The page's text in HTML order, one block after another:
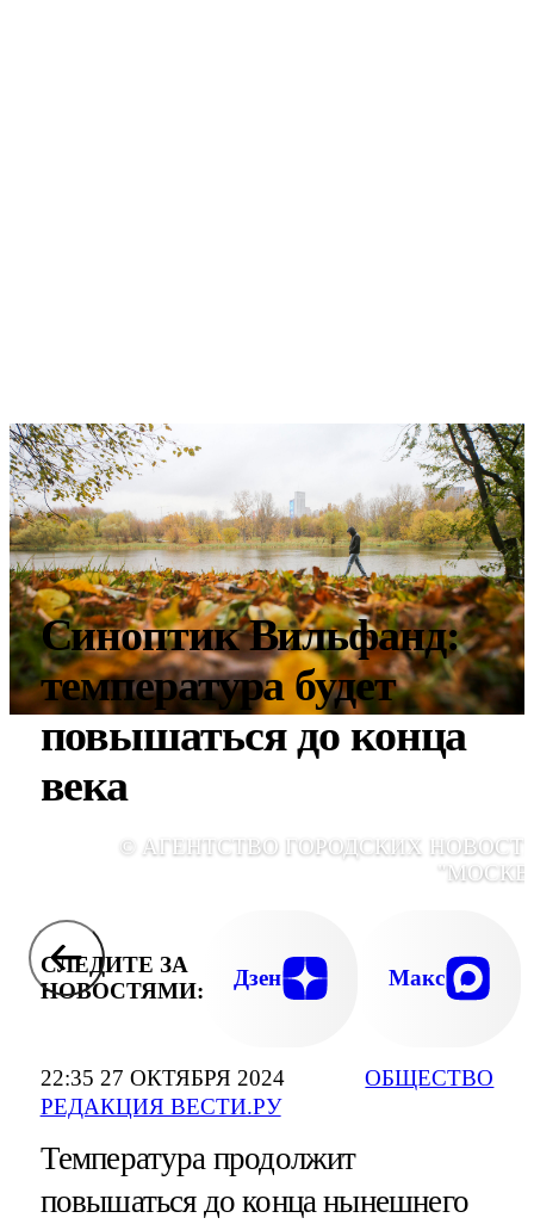
22:35 27 ОКТЯБРЯ 2024
РЕДАКЦИЯ ВЕСТИ.РУ
ОБЩЕСТВО
Синоптик Вильфанд:
температура будет
повышаться до конца
века
© АГЕНТСТВО ГОРОДСКИХ
СЛЕДИТЕ ЗА
НОВОСТЯМИ:
Дзен Макс
Температура продолжит
повышаться до конца нынешнего